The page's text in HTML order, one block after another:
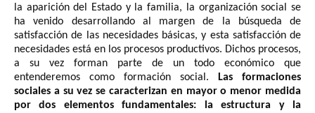
la aparición del Estado y la familia, la organización social se
ha venido desarrollando al margen de la búsqueda de
satisfacción de las necesidades básicas, y esta satisfacción de
necesidades está en los procesos productivos. Dichos procesos,
a su vez forman parte de un todo económico que
entenderemos como formación social.
Las formaciones
sociales a su vez se caracterizan en mayor o menor medida
por dos elementos fundamentales: la estructura y la